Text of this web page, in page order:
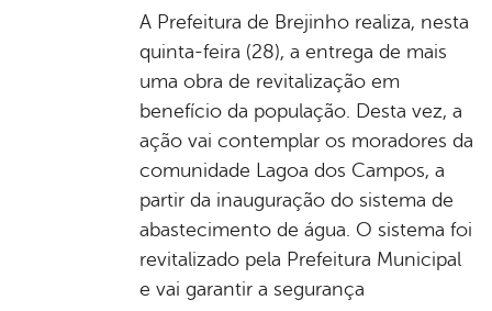
A Prefeitura de Brejinho realiza, nesta
quinta-feira (28), a entrega de mais
uma obra de revitalização em
benefício da população. Desta vez, a
ação vai contemplar os moradores da
comunidade Lagoa dos Campos, a
partir da inauguração do sistema de
abastecimento de água. O sistema foi
revitalizado pela Prefeitura Municipal
e vai garantir a segurança